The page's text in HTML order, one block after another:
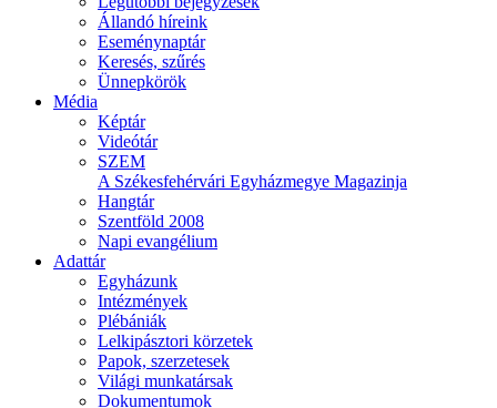
Állandó híreink
Eseménynaptár
Keresés, szűrés
Ünnepkörök
Média
Képtár
Videótár
SZEM
A Székesfehérvári Egyházmegye Magazinja
Hangtár
Szentföld 2008
Napi evangélium
Adattár
Egyházunk
Intézmények
Plébániák
Lelkipásztori körzetek
Papok, szerzetesek
Világi munkatársak
Dokumentumok